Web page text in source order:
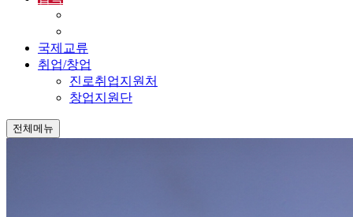
국제교류
취업/창업
진로취업지원처
창업지원단
전체메뉴